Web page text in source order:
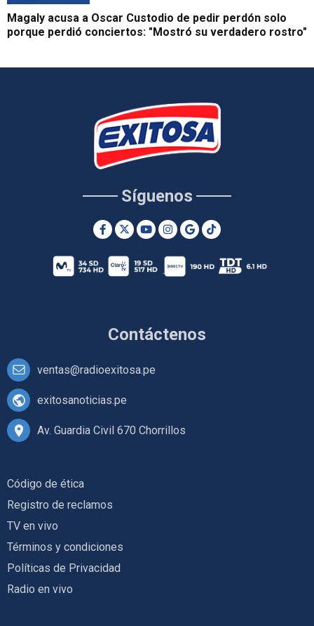
Magaly acusa a Oscar Custodio de pedir perdón solo
porque perdió conciertos: "Mostró su verdadero rostro"
Contáctenos
ventas@radioexitosa.pe
exitosanoticias.pe
Av. Guardia Civil 670 Chorrillos
Síguenos
Código de ética
Registro de reclamos
TV en vivo
Términos y condiciones
Políticas de Privacidad
Radio en vivo